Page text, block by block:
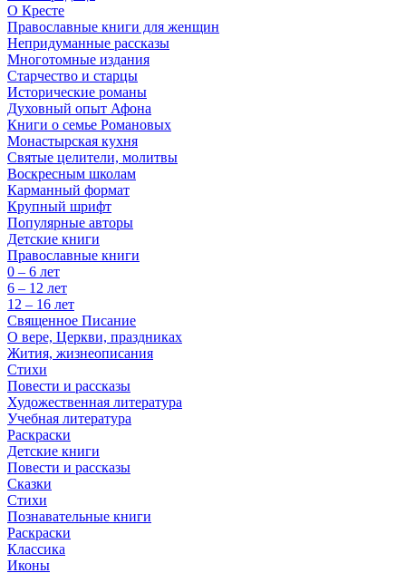
О Кресте
Православные книги для женщин
Непридуманные рассказы
Многотомные издания
Старчество и старцы
Исторические романы
Духовный опыт Афона
Книги о семье Романовых
Монастырская кухня
Святые целители, молитвы
Воскресным школам
Карманный формат
Крупный шрифт
Популярные авторы
Детские книги
Православные книги
0 – 6 лет
6 – 12 лет
12 – 16 лет
Священное Писание
О вере, Церкви, праздниках
Жития, жизнеописания
Стихи
Повести и рассказы
Художественная литература
Учебная литература
Раскраски
Детские книги
Повести и рассказы
Сказки
Стихи
Познавательные книги
Раскраски
Классика
Иконы